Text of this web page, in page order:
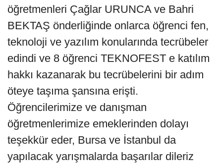
öğretmenleri Çağlar URUNCA ve Bahri
BEKTAŞ önderliğinde onlarca öğrenci fen,
teknoloji ve yazılım konularında tecrübeler
edindi ve 8 öğrenci TEKNOFEST e katılım
hakkı kazanarak bu tecrübelerini bir adım
öteye taşıma şansına erişti.
Öğrencilerimize ve danışman
öğretmenlerimize emeklerinden dolayı
teşekkür eder, Bursa ve İstanbul da
yapılacak yarışmalarda başarılar dileriz